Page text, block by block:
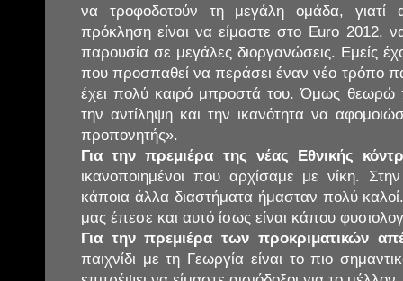
να τροφοδοτούν τη μεγάλη ομάδα, γιατί
πρόκληση είναι να είμαστε στο Euro 2012,
παρουσία σε μεγάλες διοργανώσεις. Εμείς
που προσπαθεί να περάσει έναν νέο τρόπο
έχει πολύ καιρό μπροστά του. Όμως θεωρώ
την αντίληψη και την ικανότητα να
προπονητής».
Για την πρεμιέρα της νέας Εθνικής
ικανοποιημένοι που αρχίσαμε με νίκη.
κάποια άλλα διαστήματα ήμασταν πολύ
μας έπεσε και αυτό ίσως είναι κάπου
Για την πρεμιέρα των προκριματικών
παιχνίδι με τη Γεωργία είναι το πιο